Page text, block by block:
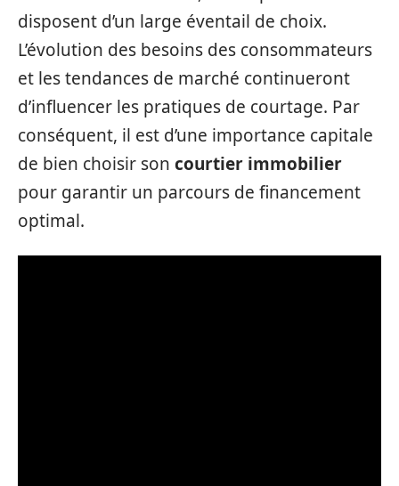
disposent d’un large éventail de choix.
L’évolution des besoins des consommateurs
et les tendances de marché continueront
d’influencer les pratiques de courtage. Par
conséquent, il est d’une importance capitale
de bien choisir son courtier immobilier
pour garantir un parcours de financement
optimal.